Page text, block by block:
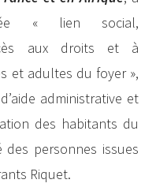
« lien social,
aux droits et à
et adultes du foyer »,
administrative et
des habitants du
personnes issues
Riquet.